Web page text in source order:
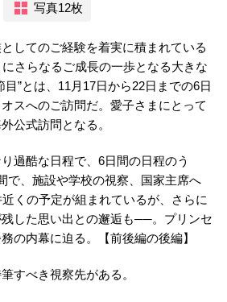
写真12枚
してのご経験を着実に積まれている
さらなるご成長の一歩となる大きな
”とは、11月17日から22日までの6日
スへのご訪問だ。愛子さまにとって
公式訪問となる。
過酷な日程で、6日間の日程のう
で、施設や学校の視察、国家主席へ
くの予定が組まれているが、さらに
した思い出との邂逅も──。プリンセ
の内幕に迫る。【前後編の後編】
すべき視察先がある。